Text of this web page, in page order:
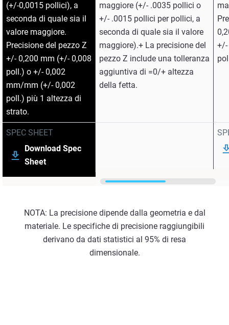
(+/-0,0015 pollici), a
seconda di quale sia il
valore maggiore.
Precisione del pezzo Z
+/- 0,200 mm (+/- 0,008
poll.) o +/- 0,002
mm/mm (+/- 0,002
poll.) più 1 altezza di
strato.
SPEC SHEET
Download Spec
Sheet
maggiore (+/- .0035 pollici o
+/- .0015 pollici per pollici, a
seconda di quale sia il valore
maggiore).+ La precisione del
pezzo Z include una tolleranza
aggiuntiva di =0/+ altezza
della fetta.
+/-
NOTA: La precisione dipende dalla geometria e dal
materiale. Le specifiche di precisione raggiungibili
derivano da dati statistici al 95% di resa
dimensionale.